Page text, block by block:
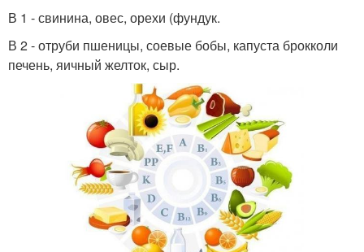
В 1 - свинина, овес, орехи (фундук.
В 2 - отруби пшеницы, соевые бобы, капуста брокколи
печень, яичный желток, сыр.